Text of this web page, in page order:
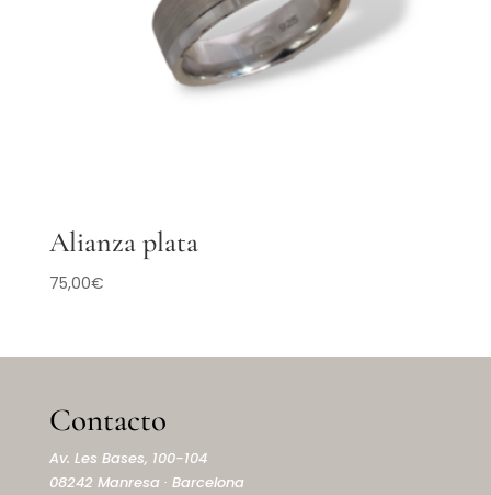
Alianza plata
75,00€
Contacto
Av. Les Bases, 100-104
08242 Manresa · Barcelona